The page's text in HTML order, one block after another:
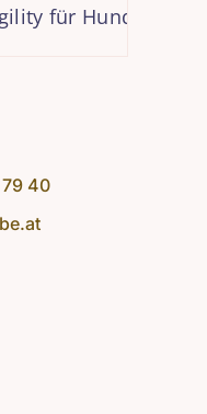
Hundekinder?
40